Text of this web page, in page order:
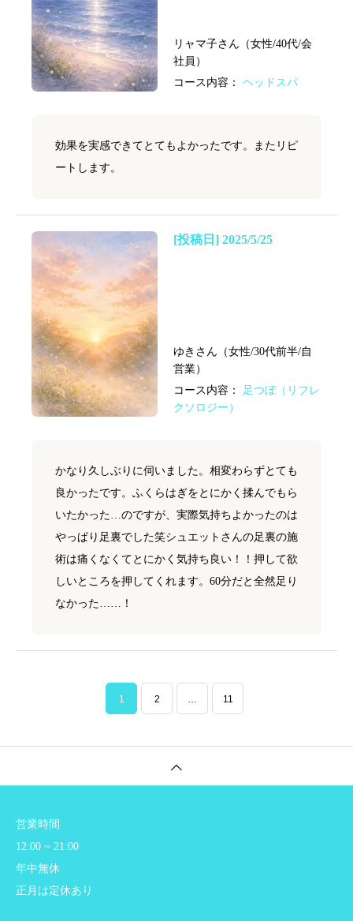
リャマ子さん（女性/40代/会
社員）
コース内容： ヘッドスパ
効果を実感できてとてもよかったです。またリピ
ートします。
[投稿日] 2025/5/25
ゆきさん（女性/30代前半/自
営業）
コース内容： 足つぼ（リフレ
クソロジー）
かなり久しぶりに伺いました。相変わらずとても
良かったです。ふくらはぎをとにかく揉んでもら
いたかった…のですが、実際気持ちよかったのは
やっぱり足裏でした笑シュエットさんの足裏の施
術は痛くなくてとにかく気持ち良い！！押して欲
しいところを押してくれます。60分だと全然足り
なかった……！
1 2 … 11
営業時間
12:00 ~ 21:00
年中無休
正月は定休あり